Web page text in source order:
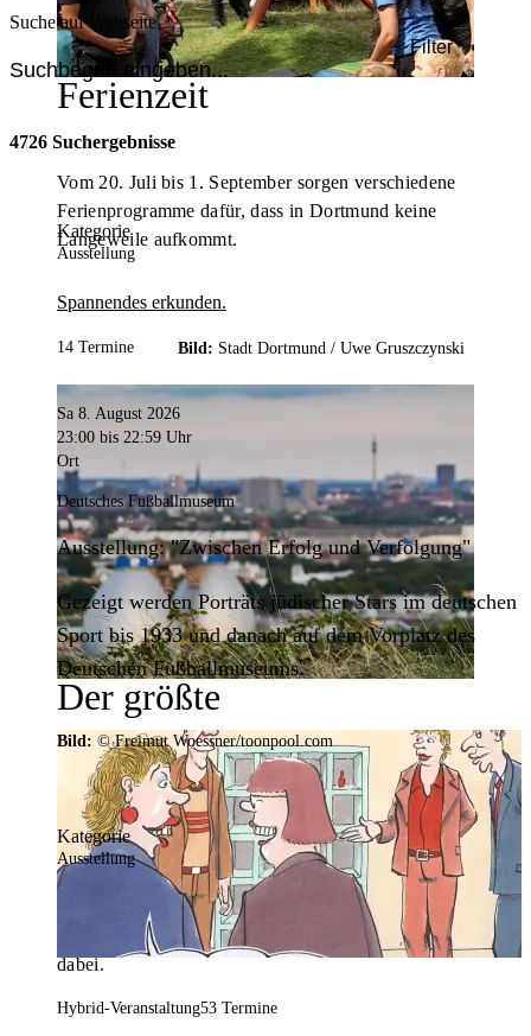
Ferienzeit
Vom 20. Juli bis 1. September sorgen verschiedene
Ferienprogramme dafür, dass in Dortmund keine
Langeweile aufkommt.
Spannendes erkunden.
Bild: Stadt Dortmund / Uwe Gruszczynski
Der größte
Veranstaltungskalender der
Region
Mit weit über 4.000 Terminen ist der
Veranstaltungskalender der Stadt Dortmund der
umfangreichste der Region. Hier ist für alle was
dabei.
Suche auf Webseite
Filter
4726 Suchergebnisse
Kategorie
Ausstellung
14 Termine
Sa 8. August 2026
23:00 bis 22:59 Uhr
Ort
Deutsches Fußballmuseum
Ausstellung: "Zwischen Erfolg und Verfolgung"
Gezeigt werden Porträts jüdischer Stars im deutschen
Sport bis 1933 und danach auf dem Vorplatz des
Deutschen Fußballmuseums.
Bild: © Freimut Woessner/toonpool.com
Kategorie
Ausstellung
Hybrid-Veranstaltung53 Termine